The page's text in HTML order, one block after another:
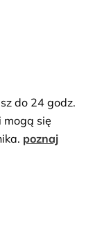
do 24 godz.
mogą się
poznaj